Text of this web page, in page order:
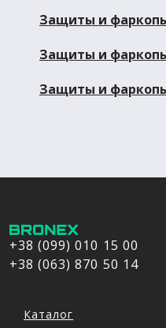
Защиты и
Защиты и
Защиты и
+38 (099) 010 15 00
+38 (063) 870 50 14
Каталог